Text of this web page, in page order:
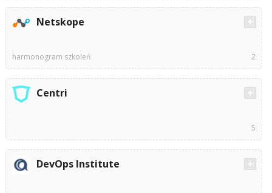
Netskope
harmonogram szkoleń 2
Centri
5
DevOps Institute